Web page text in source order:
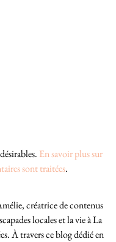
En savoir plus sur
sont traitées.
créatrice de contenus
locales et la vie à La
À travers ce blog dédié en